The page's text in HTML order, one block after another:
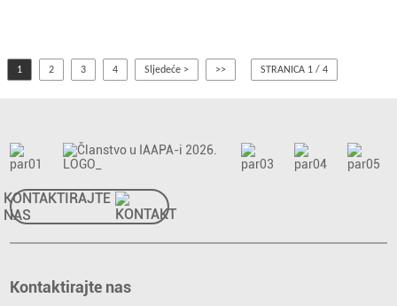
1 2 3 4 Sljedeće > >> STRANICA 1 / 4
KONTAKTIRAJTE
NAS
Kontaktirajte nas